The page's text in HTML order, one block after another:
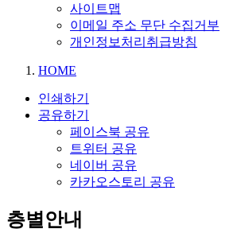
사이트맵
이메일 주소 무단 수집거부
개인정보처리취급방침
HOME
인쇄하기
공유하기
페이스북 공유
트위터 공유
네이버 공유
카카오스토리 공유
층별안내